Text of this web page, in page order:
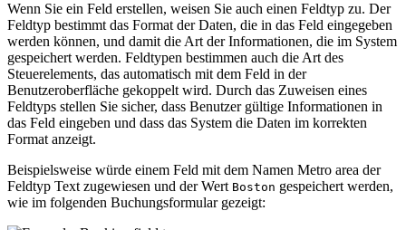
Wenn Sie ein Feld erstellen, weisen Sie auch einen Feldtyp zu. Der
Feldtyp bestimmt das Format der Daten, die in das Feld eingegeben
werden können, und damit die Art der Informationen, die im System
gespeichert werden. Feldtypen bestimmen auch die Art des
Steuerelements, das automatisch mit dem Feld in der
Benutzeroberfläche gekoppelt wird. Durch das Zuweisen eines
Feldtyps stellen Sie sicher, dass Benutzer gültige Informationen in
das Feld eingeben und dass das System die Daten im korrekten
Format anzeigt.
Beispielsweise würde einem Feld mit dem Namen Metro area der
Feldtyp Textzugewiesen und der Wert Boston gespeichert werden,
wie im folgenden Buchungsformular gezeigt: